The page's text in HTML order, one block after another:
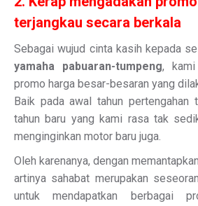
terjangkau secara berkala
Sebagai wujud cinta kasih kepada
yamaha pabuaran-tumpeng, kami
promo harga besar-besaran yang
Baik pada awal tahun pertengahan
tahun baru yang kami rasa tak
menginginkan motor baru juga.
Oleh karenanya, dengan
artinya sahabat merupakan
untuk mendapatkan berbagai